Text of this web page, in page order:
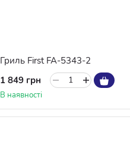
Гриль First FA-5343-2
1 849 грн
В наявності